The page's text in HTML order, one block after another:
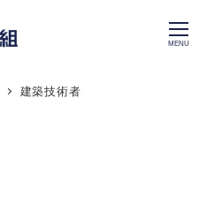
MENU
建築技術者